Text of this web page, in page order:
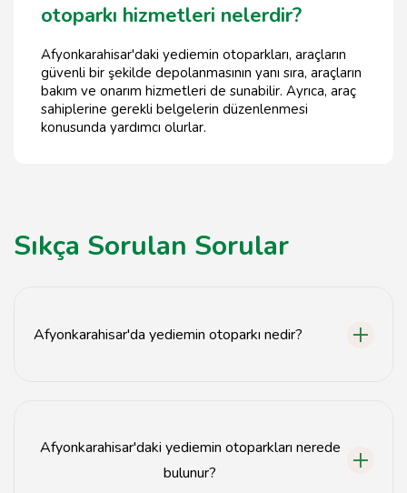
otoparkı hizmetleri nelerdir?
Afyonkarahisar'daki yediemin otoparkları, araçların
güvenli bir şekilde depolanmasının yanı sıra, araçların
bakım ve onarım hizmetleri de sunabilir. Ayrıca, araç
sahiplerine gerekli belgelerin düzenlenmesi
konusunda yardımcı olurlar.
Sıkça Sorulan Sorular
Afyonkarahisar'da yediemin otoparkı nedir?
Afyonkarahisar'daki yediemin otoparkları nerede
bulunur?